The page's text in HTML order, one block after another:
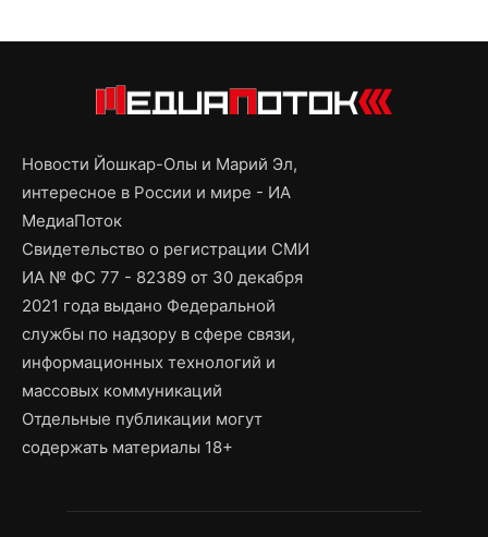
Новости Йошкар-Олы и Марий Эл,
интересное в России и мире - ИА
МедиаПоток
Свидетельство о регистрации СМИ
ИА № ФС 77 - 82389 от 30 декабря
2021 года выдано Федеральной
службы по надзору в сфере связи,
информационных технологий и
массовых коммуникаций
Отдельные публикации могут
содержать материалы 18+